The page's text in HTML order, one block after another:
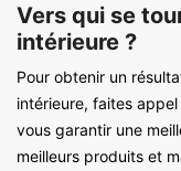
Vers qui se
intérieure ?
Pour obtenir un
intérieure, faites
vous garantir une
meilleurs produits et